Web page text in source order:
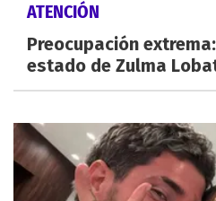
ATENCIÓN
Preocupación
estado de Zulma